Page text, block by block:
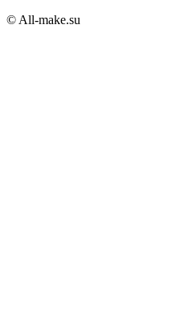
© All-make.su